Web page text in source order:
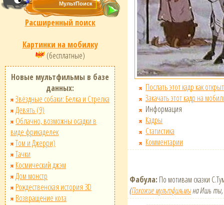
Расширенный поиск
Картинки на мобилку
(бесплатные)
Новые мультфильмы в базе
данных:
Звёздные собаки: Белка и Стрелка
Девять (9)
Облачно, возможны осадки в
виде фрикаделек
Том и Джерри)
Тачки
Космический джэм
Дом монстр
Рождественская история 3D
Возвращение кота
Послать этот кадр как
Закачать этот кадр на
Информация
Кадры
Статистика
Комментарии
Фабула: По мотивам сказки
(Похожие мультфильмына Ишь ты,